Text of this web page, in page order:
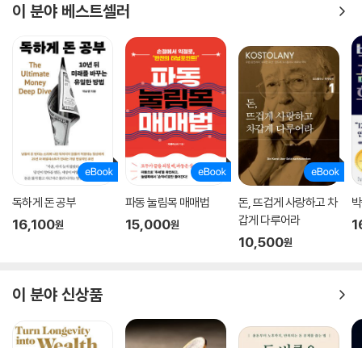
이 분야 베스트셀러
독하게 돈 공부
16,100원
파동 눌림목 매매법
15,000원
돈, 뜨겁게 사랑하고 차
갑게 다루어라
10,500원
이 분야 신상품